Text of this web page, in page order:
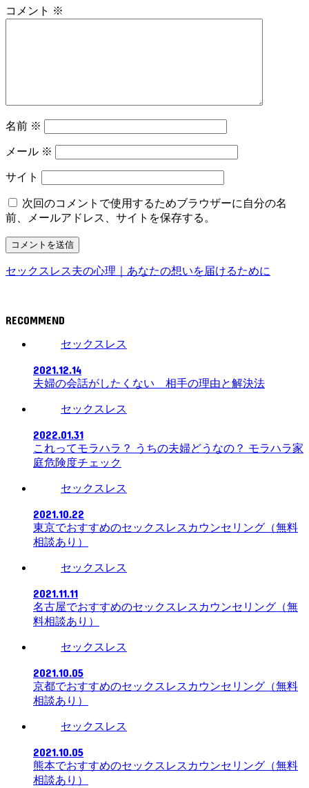
コメント ※
名前 ※
メール ※
サイト
次回のコメントで使用するためブラウザーに自分の名
前、メールアドレス、サイトを保存する。
セックスレス夫の心理｜あなたの想いを届けるために
RECOMMEND
セックスレス
2021.12.14
夫婦の会話がしたくない 相手の理由と解決法
セックスレス
2022.01.31
これってモラハラ？ うちの夫婦どうなの？ モラハラ家
庭危険度チェック
セックスレス
2021.10.22
東京でおすすめのセックスレスカウンセリング（無料
相談あり）
セックスレス
2021.11.11
名古屋でおすすめのセックスレスカウンセリング（無
料相談あり）
セックスレス
2021.10.05
京都でおすすめのセックスレスカウンセリング（無料
相談あり）
セックスレス
2021.10.05
熊本でおすすめのセックスレスカウンセリング（無料
相談あり）